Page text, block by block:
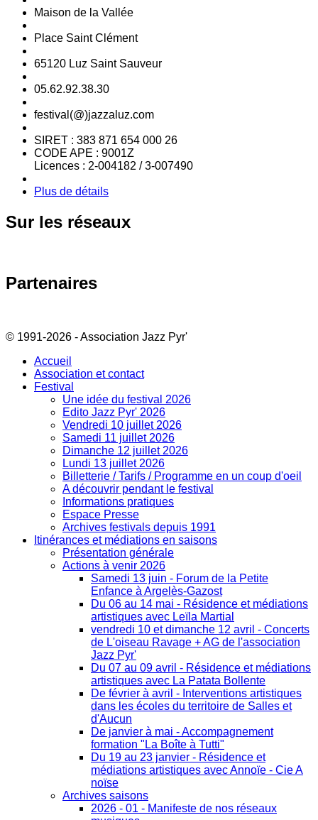
Maison de la Vallée
Place Saint Clément
65120 Luz Saint Sauveur
05.62.92.38.30
festival(@)jazzaluz.com
SIRET : 383 871 654 000 26
CODE APE : 9001Z
Licences : 2-004182 / 3-007490
Plus de détails
Sur les réseaux
Partenaires
© 1991-2026 - Association Jazz Pyr'
Accueil
Association et contact
Festival
Une idée du festival 2026
Edito Jazz Pyr' 2026
Vendredi 10 juillet 2026
Samedi 11 juillet 2026
Dimanche 12 juillet 2026
Lundi 13 juillet 2026
Billetterie / Tarifs / Programme en un coup d'oeil
A découvrir pendant le festival
Informations pratiques
Espace Presse
Archives festivals depuis 1991
Itinérances et médiations en saisons
Présentation générale
Actions à venir 2026
Samedi 13 juin - Forum de la Petite
Enfance à Argelès-Gazost
Du 06 au 14 mai - Résidence et médiations
artistiques avec Leïla Martial
vendredi 10 et dimanche 12 avril - Concerts
de L'oiseau Ravage + AG de l'association
Jazz Pyr'
Du 07 au 09 avril - Résidence et médiations
artistiques avec La Patata Bollente
De février à avril - Interventions artistiques
dans les écoles du territoire de Salles et
d'Aucun
De janvier à mai - Accompagnement
formation "La Boîte à Tutti"
Du 19 au 23 janvier - Résidence et
médiations artistiques avec Annoïe - Cie A
noïse
Archives saisons
2026 - 01 - Manifeste de nos réseaux